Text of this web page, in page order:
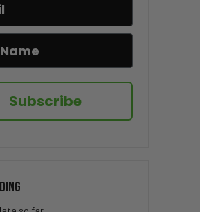
Subscribe